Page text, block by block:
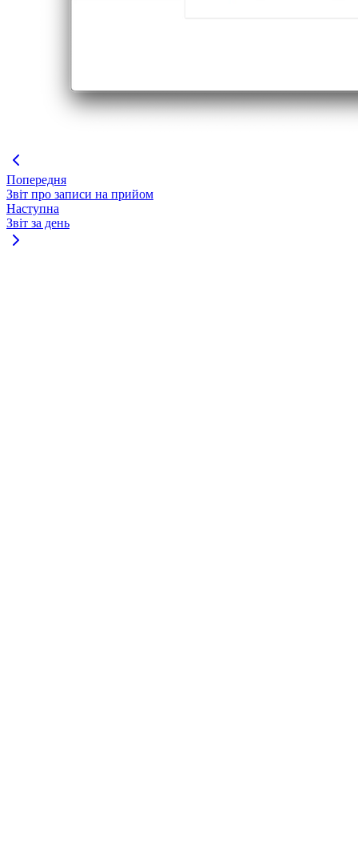
Попередня
Звіт про записи на прийом
Наступна
Звіт за день